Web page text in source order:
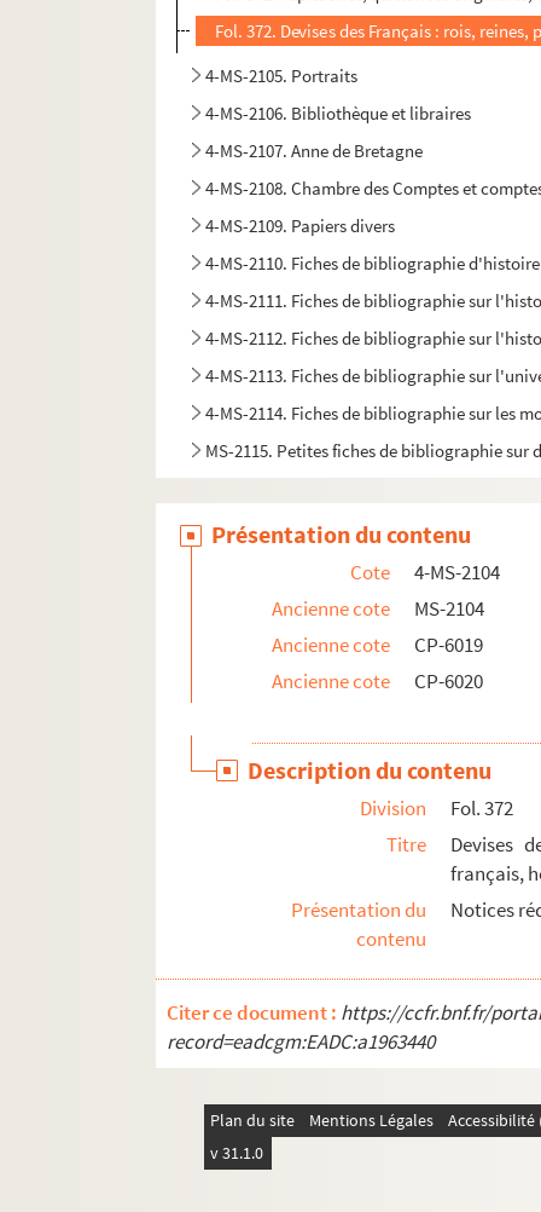
Fol. 372. Devises des Français : rois,
4-MS-2105. Portraits
4-MS-2106. Bibliothèque et libraires
4-MS-2107. Anne de Bretagne
4-MS-2108. Chambre des Comptes et
4-MS-2109. Papiers divers
4-MS-2110. Fiches de bibliographie
4-MS-2111. Fiches de bibliographie sur
4-MS-2112. Fiches de bibliographie sur
4-MS-2113. Fiches de bibliographie sur
4-MS-2114. Fiches de bibliographie sur les
MS-2115. Petites fiches de bibliographie
Présentation du contenu
Cote
4-MS-2104
Ancienne cote
MS-2104
Ancienne cote
CP-6019
Ancienne cote
CP-6020
Description du contenu
Division
Fol. 372
Titre
Devises
français,
Présentation du
contenu
Notices
Citer ce document : https://ccfr.bnf.fr/
record=eadcgm:EADC:a1963440
Plan du site Mentions Légales
v 31.1.0